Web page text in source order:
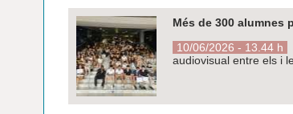
Més de 300 alumnes
10/06/2026 - 13.44 h
audiovisual entre els i